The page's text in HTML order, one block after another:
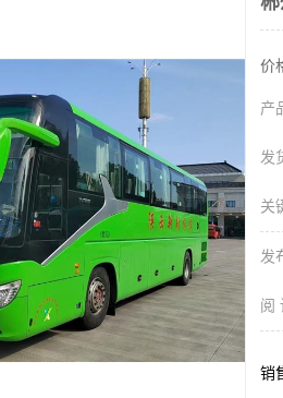
价
产
发
关
发
阅
销